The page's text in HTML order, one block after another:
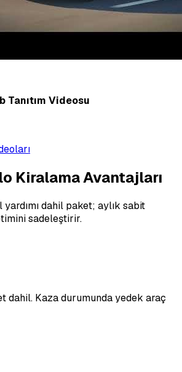
Tanıtım Videosu
Kiralama Avantajları
yardımı dahil paket; aylık sabit
sadeleştirir.
dahil. Kaza durumunda yedek araç